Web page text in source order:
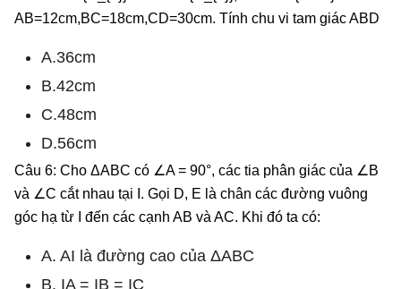
AB=12cm,BC=18cm,CD=30cm. Tính chu vi tam giác ABD
A.36cm
B.42cm
C.48cm
D.56cm
Câu 6: Cho ΔABC có ∠A = 90°, các tia phân giác của ∠B
và ∠C cắt nhau tại I. Gọi D, E là chân các đường vuông
góc hạ từ I đến các cạnh AB và AC. Khi đó ta có:
A. AI là đường cao của ΔABC
B. IA = IB = IC